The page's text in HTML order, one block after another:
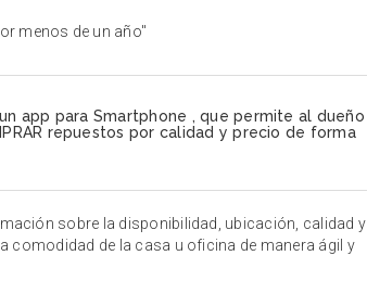
menos de un año"
app para Smartphone , que permite al dueño
repuestos por calidad y precio de forma
sobre la disponibilidad, ubicación, calidad y
comodidad de la casa u oficina de manera ágil y